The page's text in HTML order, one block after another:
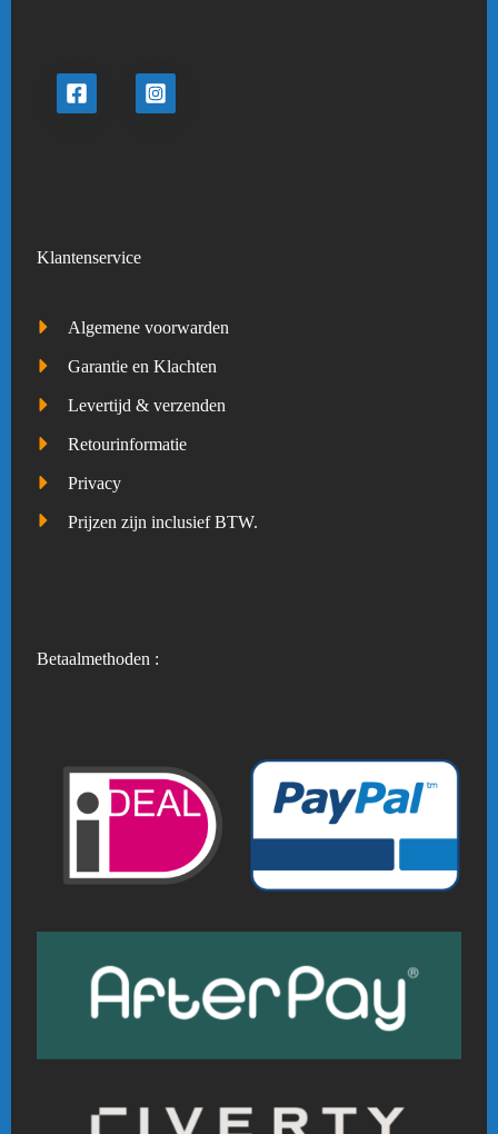
Klantenservice
Algemene voorwarden
Garantie en Klachten
Levertijd & verzenden
Retourinformatie
Privacy
Prijzen zijn inclusief BTW.
Betaalmethoden :